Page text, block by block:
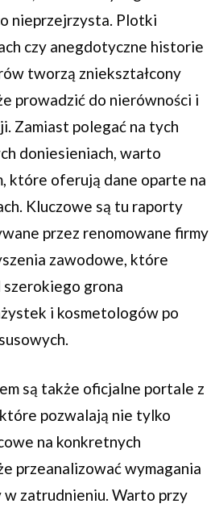
nieprzejrzysta. Plotki
czy anegdotyczne historie
tworzą zniekształcony
prowadzić do nierówności i
Zamiast polegać na tych
doniesieniach, warto
które oferują dane oparte na
Kluczowe są tu raporty
przez renomowane firmy
zawodowe, które
grona
i kosmetologów po
są także oficjalne portale z
pozwalają nie tylko
na konkretnych
przeanalizować wymagania
zatrudnieniu. Warto przy